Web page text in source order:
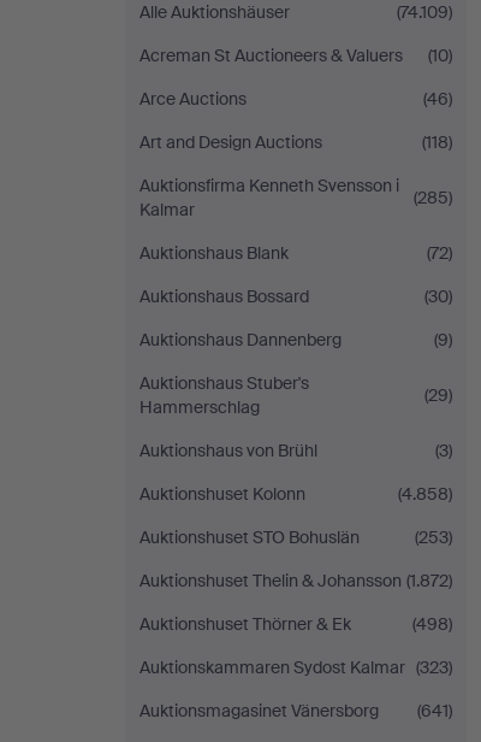
Alle Auktionshäuser
(74.109)
Acreman St Auctioneers & Valuers
(10)
Arce Auctions
(46)
Art and Design Auctions
(118)
Auktionsfirma Kenneth Svensson i
Kalmar
(285)
Auktionshaus Blank
(72)
Auktionshaus Bossard
(30)
Auktionshaus Dannenberg
(9)
Auktionshaus Stuber's
Hammerschlag
(29)
Auktionshaus von Brühl
(3)
Auktionshuset Kolonn
(4.858)
Auktionshuset STO Bohuslän
(253)
Auktionshuset Thelin & Johansson (1.872)
Auktionshuset Thörner & Ek
(498)
Auktionskammaren Sydost Kalmar (323)
Auktionsmagasinet Vänersborg
(641)